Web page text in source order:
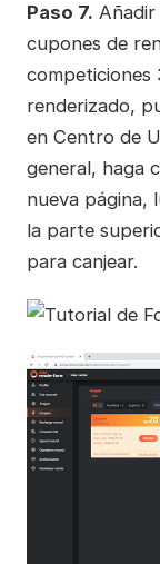
Paso 7.
cupones de
competiciones
renderizado,
en Centro de
general, haga
nueva página,
la parte
para canjear.